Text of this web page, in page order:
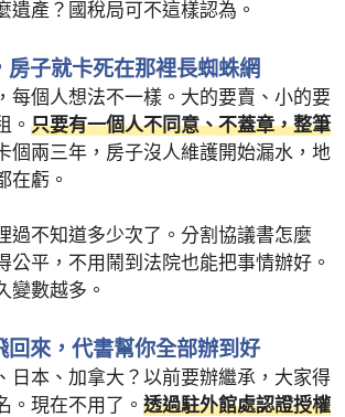
遺產？國稅局可不這樣認為。
房子就卡死在那裡長蜘蛛網
每個人想法不一樣。大的要賣、小的要
。 只要有一個人不同意、不蓋章，整筆
個兩三年，房子沒人維護開始漏水，地
在虧。
過不知道多少次了。分割協議書怎麼
公平，不用鬧到法院也能把事情辦好。
變數越多。
回來，代書幫你全部辦到好
日本、加拿大？以前要辦繼承，大家得
。現在不用了。 透過駐外館處認證授權